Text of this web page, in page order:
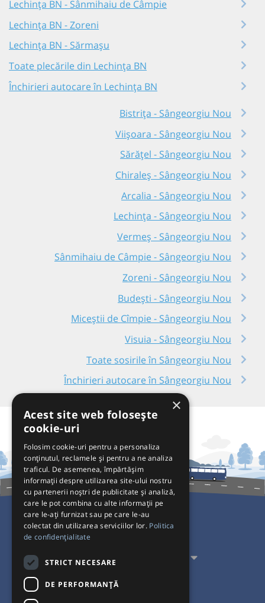
Lechința BN - Sânmihaiu de Câmpie
Lechința BN - Zoreni
Lechința BN - Sărmașu
Toate plecările din Lechința BN
Închirieri autocare în Lechința BN
Bistrița - Sângeorgiu Nou
Viișoara - Sângeorgiu Nou
Sărățel - Sângeorgiu Nou
Chiraleș - Sângeorgiu Nou
Arcalia - Sângeorgiu Nou
Lechința - Sângeorgiu Nou
Vermeș - Sângeorgiu Nou
Sânmihaiu de Câmpie - Sângeorgiu Nou
Zoreni - Sângeorgiu Nou
Budești - Sângeorgiu Nou
Miceștii de Cîmpie - Sângeorgiu Nou
Visuia - Sângeorgiu Nou
Toate sosirile în Sângeorgiu Nou
Închirieri autocare în Sângeorgiu Nou
Pentru Călători
Pentru Transportatori
Interacționăm
×
Acest site web folosește
cookie-uri
Folosim cookie-uri pentru a personaliza
conținutul, reclamele și pentru a ne analiza
traficul. De asemenea, împărtășim
informații despre utilizarea site-ului nostru
cu partenerii noștri de publicitate și analiză,
care le pot combina cu alte informații pe
care le-ați furnizat sau pe care le-au
colectat din utilizarea serviciilor lor. Politica
de confidențialitate
STRICT NECESARE
DE PERFORMANȚĂ